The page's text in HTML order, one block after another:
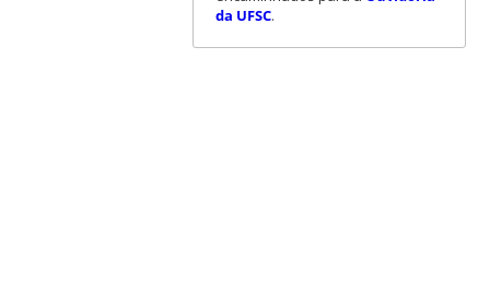
da UFSC.